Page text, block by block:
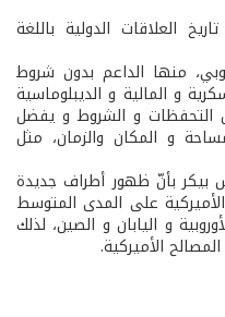
العلاقات الدولية باللغة
منها الداعم بدون شروط
و المالية و الديبلوماسية
التحفظات و الشروط و يفضل
و المكان والزمان، مثل
بيكر بأنّ ظهور أطراف جديدة
على المدى المتوسط
و اليابان و الصين، لذلك
الأميركية.